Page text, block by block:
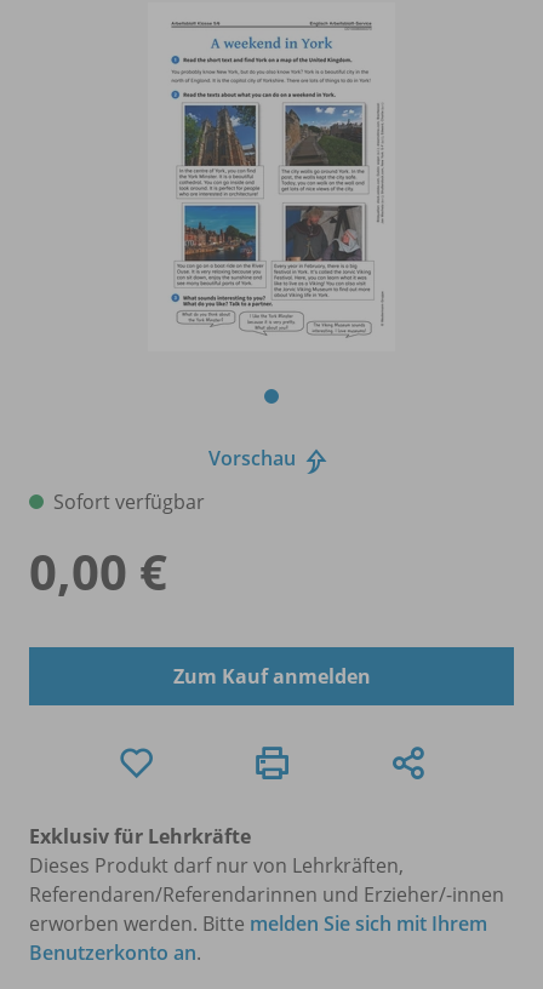
Vorschau
Sofort verfügbar
0,00 €
Zum Kauf anmelden
Exklusiv für Lehrkräfte
Dieses Produkt darf nur von Lehrkräften,
Referendaren/Referendarinnen und Erzieher/-innen
erworben werden. Bitte melden Sie sich mit Ihrem
Benutzerkonto an.